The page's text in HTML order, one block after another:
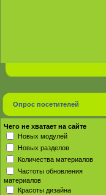
Опрос посетителей
Чего не хватает на сайте
Новых модулей
Новых разделов
Количества материалов
Частоты обновления
материалов
Красоты дизайна